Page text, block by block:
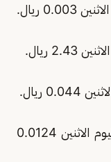
ريال.
ريال.
ريال.
سعر الريال مقابل الروبية السريلانكية، اليوم الاثنين 0.0124